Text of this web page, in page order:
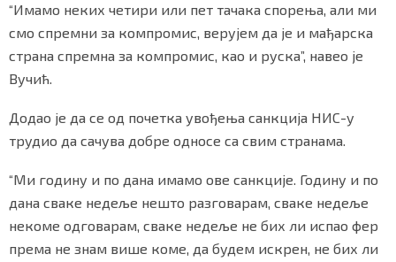
“Имамо неких четири или пет тачака спорења, али ми
смо спремни за компромис, верујем да је и мађарска
страна спремна за компромис, као и руска”, навео је
Вучић.
Додао је да се од почетка увођења санкција НИС-у
трудио да сачува добре односе са свим странама.
“Ми годину и по дана имамо ове санкције. Годину и по
дана сваке недеље нешто разговарам, сваке недеље
некоме одговарам, сваке недеље не бих ли испао фер
према не знам више коме, да будем искрен, не бих ли